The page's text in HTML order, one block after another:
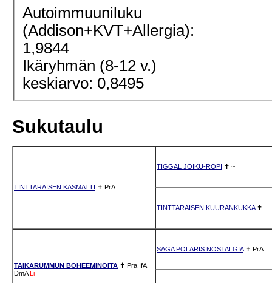
Autoimmuuniluku
(Addison+KVT+Allergia):
1,9844
Ikäryhmän (8-12 v.)
keskiarvo: 0,8495
Sukutaulu
TINTTARAISEN KASMATTI ✝ PrA
TIGGAL JOIKU-ROPI ✝ ~
TINTTARAISEN KUURANKUKKA✝
TAIKARUMMUN BOHEEMINOITA ✝ Pra IfA
DmA Li
SAGA POLARIS NOSTALGIA✝ PrA